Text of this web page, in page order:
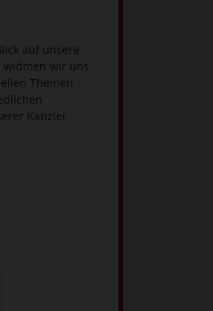
auf unsere
widmen wir uns
Themen
Kanzlei.